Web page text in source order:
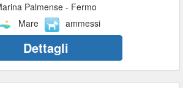
Palmense - Fermo
Mare
ammessi
Dettagli